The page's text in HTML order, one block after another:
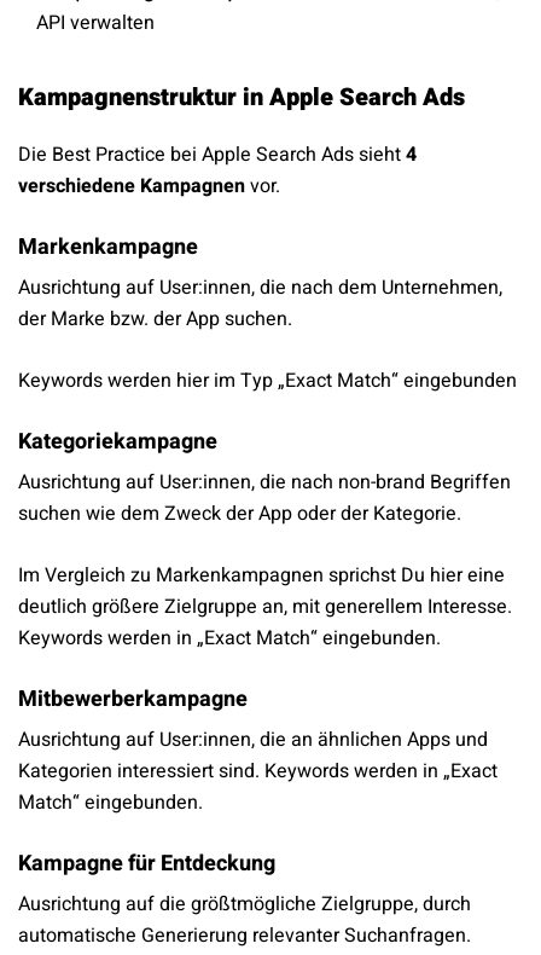
API verwalten
Kampagnenstruktur in Apple Search Ads
Die Best Practice bei Apple Search Ads sieht4
verschiedene Kampagnenvor.
Markenkampagne
Ausrichtung auf User:innen, die nach dem Unternehmen,
der Marke bzw. der App suchen.
Keywords werden hier im Typ „Exact Match“ eingebunden
Kategoriekampagne
Ausrichtung auf User:innen, die nach non-brand Begriffen
suchen wie dem Zweck der App oder der Kategorie.
Im Vergleich zu Markenkampagnen sprichst Du hier eine
deutlich größere Zielgruppe an, mit generellem Interesse.
Keywords werden in „Exact Match“ eingebunden.
Mitbewerberkampagne
Ausrichtung auf User:innen, die an ähnlichen Apps und
Kategorien interessiert sind. Keywords werden in „Exact
Match“ eingebunden.
Kampagne für Entdeckung
Ausrichtung auf die größtmögliche Zielgruppe, durch
automatische Generierung relevanter Suchanfragen.